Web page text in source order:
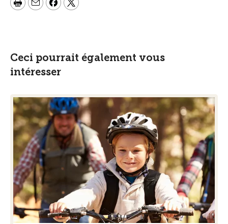
Ceci pourrait également vous
intéresser